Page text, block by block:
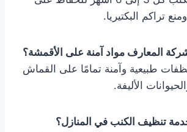
تراكم البكتيريا.
طبيعية وآمنة تمامًا على القماش
الأليفة.